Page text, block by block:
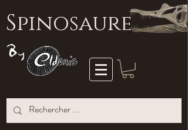
Spinosaure